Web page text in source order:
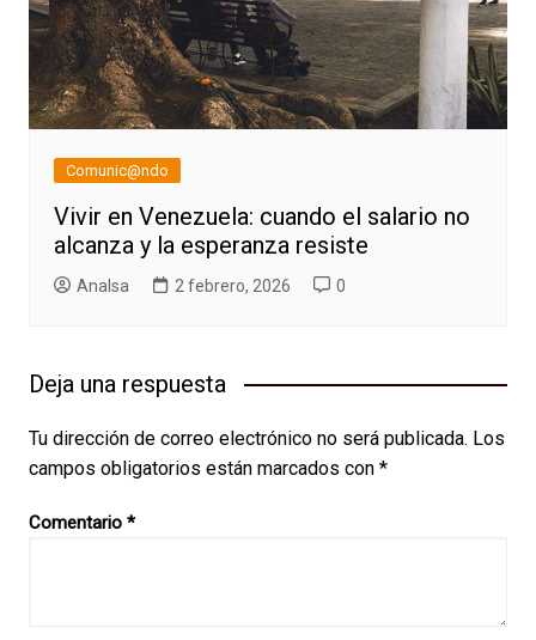
Comunic@ndo
Vivir en Venezuela: cuando el salario no
alcanza y la esperanza resiste
AnaIsa 2 febrero, 2026 0
Deja una respuesta
Tu dirección de correo electrónico no será publicada. Los
campos obligatorios están marcados con *
Comentario *